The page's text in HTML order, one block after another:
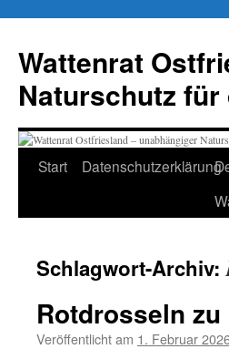
springen
Wattenrat
Naturschutz für
Start Datenschutzerklärung
Schlagwort-Archiv:
Rotdrosseln
Veröffentlicht am 1. Februar